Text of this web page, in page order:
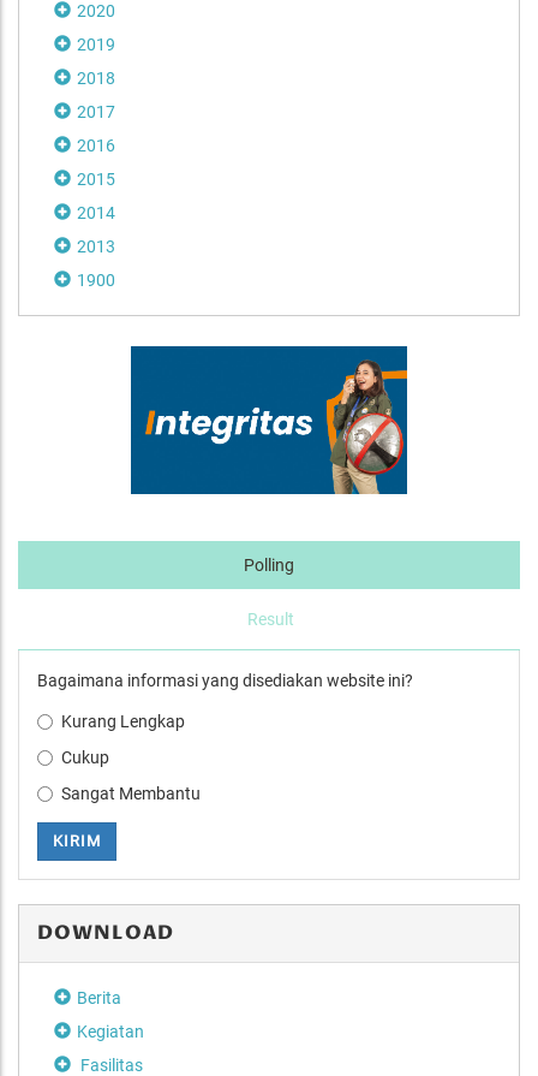
2020
2019
2018
2017
2016
2015
2014
2013
1900
Polling
Result
Bagaimana informasi yang disediakan website ini?
Kurang Lengkap
Cukup
Sangat Membantu
KIRIM
DOWNLOAD
Berita
Kegiatan
Fasilitas